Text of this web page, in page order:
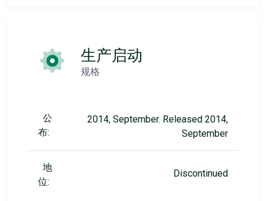
生产启动
规格
公
布:
2014, September. Released 2014,
September
地
位:
Discontinued